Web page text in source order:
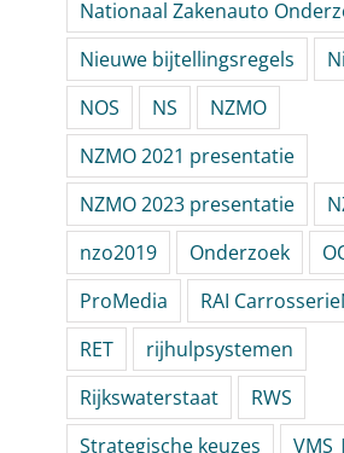
Nationaal Zakenauto
Nieuwe bijtellingsregels
NOS
NS
NZMO
NZMO 2021 presentatie
NZMO 2023 presentatie
nzo2019
Onderzoek
ProMedia
RAI
RET
rijhulpsystemen
Rijkswaterstaat
RWS
Strategische keuzes
VMS